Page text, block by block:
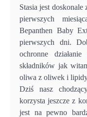
Stasia jest
pierwszych
Bepanthen Baby
pierwszych dni.
ochronne
składników jak
oliwa z oliwek i
Dziś nasz
korzysta jeszcze z
jest na pewno